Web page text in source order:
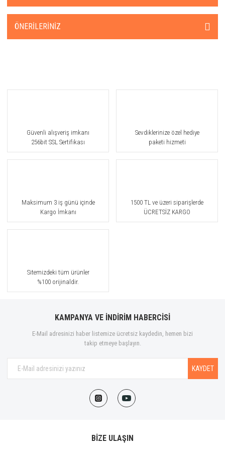
ÖNERILERINIZ
Güvenli alışveriş imkanı
256bit SSL Sertifikası
Sevdiklerinize özel hediye
paketi hizmeti
Maksimum 3 iş günü içinde
Kargo İmkanı
1500 TL ve üzeri siparişlerde
ÜCRETSİZ KARGO
Sitemizdeki tüm ürünler
%100 orijinaldir.
KAMPANYA VE İNDİRİM HABERCİSİ
E-Mail adresinizi haber listemize ücretsiz kaydedin, hemen bizi
takip etmeye başlayın.
KAYDET
BİZE ULAŞIN